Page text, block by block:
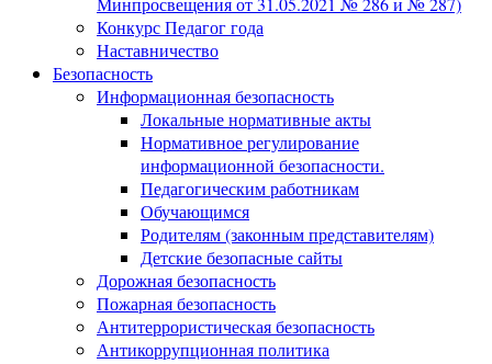
Конкурс Педагог года
Наставничество
Безопасность
Информационная безопасность
Локальные нормативные акты
Нормативное регулирование
информационной безопасности.
Педагогическим работникам
Обучающимся
Родителям (законным представителям)
Детские безопасные сайты
Дорожная безопасность
Пожарная безопасность
Антитеррористическая безопасность
Антикоррупционная политика